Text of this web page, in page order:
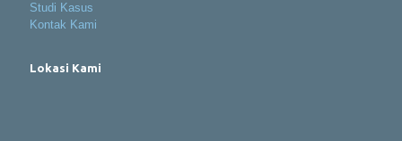
Studi Kasus
Kontak Kami
Lokasi Kami